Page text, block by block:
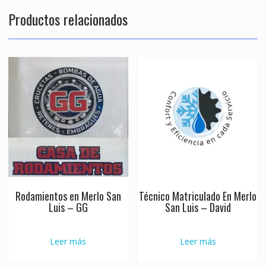
Productos relacionados
Rodamientos en Merlo San
Luis – GG
Leer más
Técnico Matriculado En Merlo
San Luis – David
Leer más